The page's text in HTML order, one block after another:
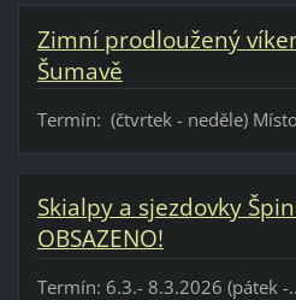
Zimní prodloužený
Šumavě
Termín: (čtvrtek - neděle)
Skialpy a sjezdovky
OBSAZENO!
Termín: 6.3.- 8.3.2026 (pátek -